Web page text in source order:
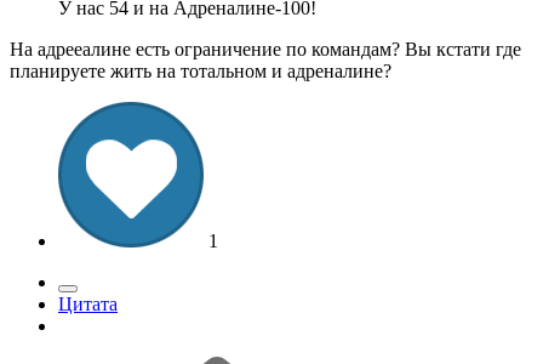
У нас 54 и на Адреналине-100!
На адрееалине есть ограничение по командам? Вы кстати где
планируете жить на тотальном и адреналине?
1
Цитата